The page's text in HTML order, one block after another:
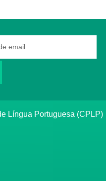
Língua Portuguesa (CPLP)